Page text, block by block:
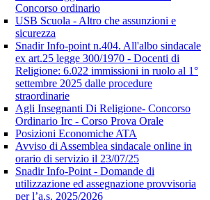
Concorso ordinario
USB Scuola - Altro che assunzioni e
sicurezza
Snadir Info-point n.404. All'albo sindacale
ex art.25 legge 300/1970 - Docenti di
Religione: 6.022 immissioni in ruolo al 1°
settembre 2025 dalle procedure
straordinarie
Agli Insegnanti Di Religione- Concorso
Ordinario Irc - Corso Prova Orale
Posizioni Economiche ATA
Avviso di Assemblea sindacale online in
orario di servizio il 23/07/25
Snadir Info-Point - Domande di
utilizzazione ed assegnazione provvisoria
per l’a.s. 2025/2026